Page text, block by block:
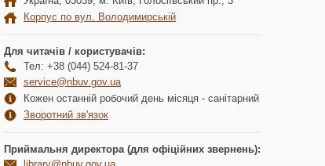
Корпус по вул. Володимирській
Для читачів / користувачів:
Тел: +38 (044) 524-81-37
service@nbuv.gov.ua
Кожен останній робочий день місяця - санітарний
Зворотний зв'язок
Приймальня директора (для офіційних звернень):